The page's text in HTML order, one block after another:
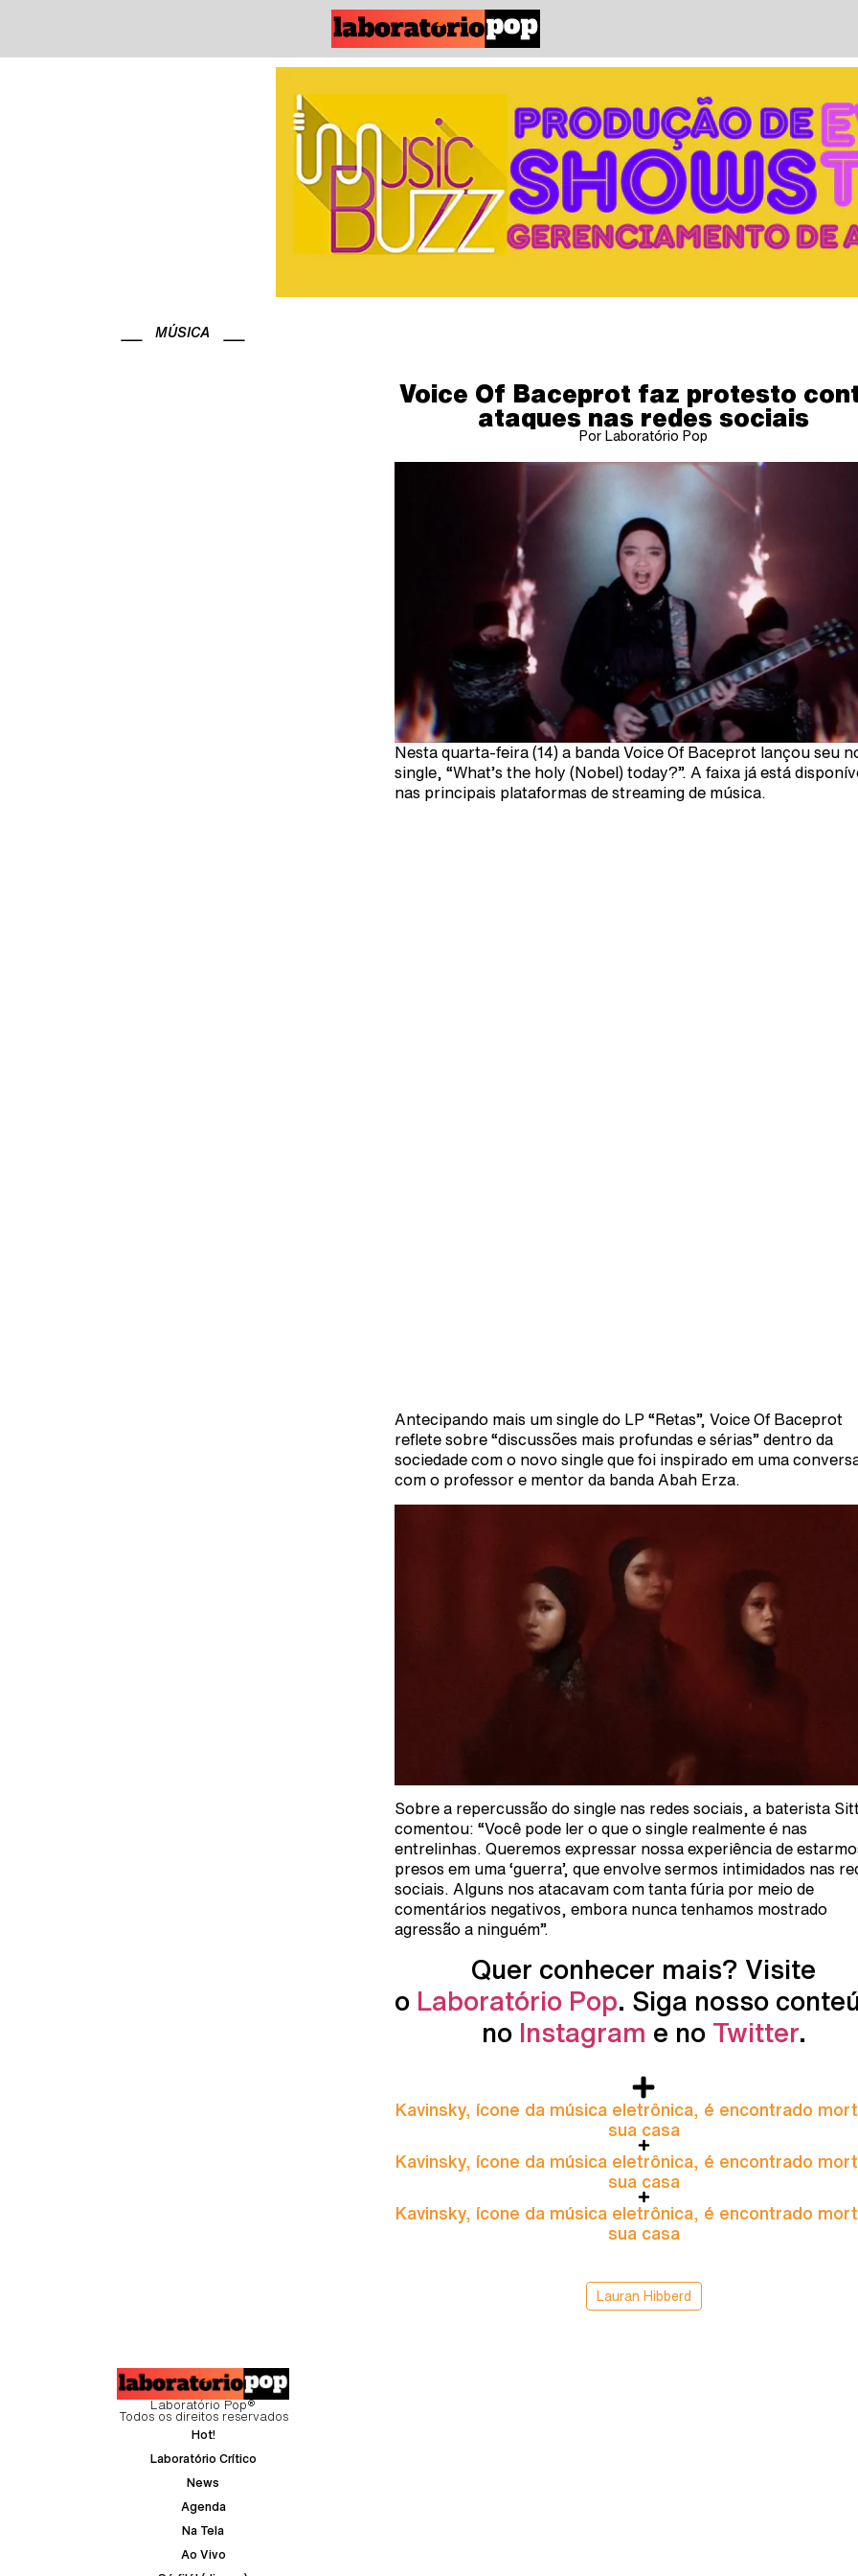
MÚSICA
Voice Of Baceprot faz protesto
ataques nas redes sociais
Por Laboratório Pop
Nesta quarta-feira (14) a banda Voice Of Baceprot lançou seu
single, “What’s the holy (Nobel) today?”. A faixa já está
nas principais plataformas de streaming de música.
Antecipando mais um single do LP “Retas”, Voice Of Baceprot
reflete sobre “discussões mais profundas e sérias” dentro da
sociedade com o novo single que foi inspirado em uma
com o professor e mentor da banda Abah Erza.
Sobre a repercussão do single nas redes sociais, a baterista
comentou: “Você pode ler o que o single realmente é nas
entrelinhas. Queremos expressar nossa experiência de
presos em uma ‘guerra’, que envolve sermos intimidados nas
sociais. Alguns nos atacavam com tanta fúria por meio de
comentários negativos, embora nunca tenhamos mostrado
agressão a ninguém”.
Quer conhecer mais? Visite
o Laboratório Pop. Siga nosso
no Instagram e no Twitter.
Kavinsky, ícone da música eletrônica, é encontrado
sua casa
Kavinsky, ícone da música eletrônica, é encontrado
sua casa
Kavinsky, ícone da música eletrônica, é encontrado
sua casa
Lauran Hibberd
Laboratório Pop®
Todos os direitos reservados
Hot!
Laboratório Crítico
News
Agenda
Na Tela
Ao Vivo